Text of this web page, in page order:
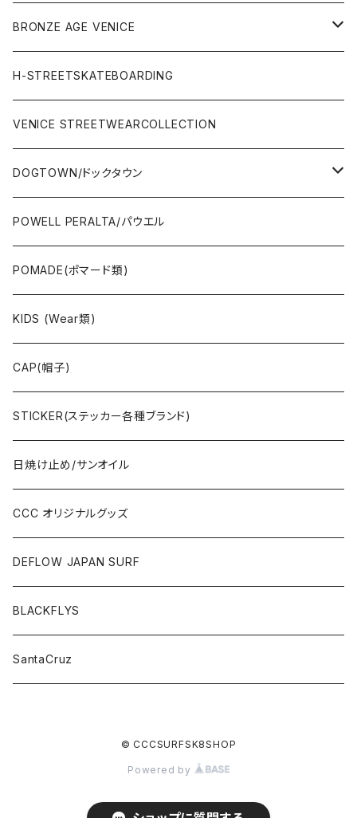
WEAR(サーフブランド衣類)
Rhythm(サーフアパレル)
Ripcurl(サーフブランド)
COMPLETE（完成品）
STREET
SURFSKATE
TRUCK(トラック)
WHEEL(ウィール)
OTHERS(スケボー小物/ステッカー類)
JAYADAMS/ジェイアダムス
小物類
SALE
BRONZE AGE VENICE
made in JAPAN
made in USA
H-STREETSKATEBOARDING
VENICE STREETWEARCOLLECTION
DOGTOWN/ドックタウン
WEAR(衣類)
Deck(スケートデッキ)
CAP/HAT(キャップ類)
OTHERS(ドックタウン小物)
POWELL PERALTA/パウエル
POMADE(ポマード類)
KIDS (Wear類)
CAP(帽子)
STICKER(ステッカー各種ブランド)
日焼け止め/サンオイル
CCC オリジナルグッズ
DEFLOW JAPAN SURF
BLACKFLYS
SantaCruz
© CCCSURFSK8SHOP
Powered by